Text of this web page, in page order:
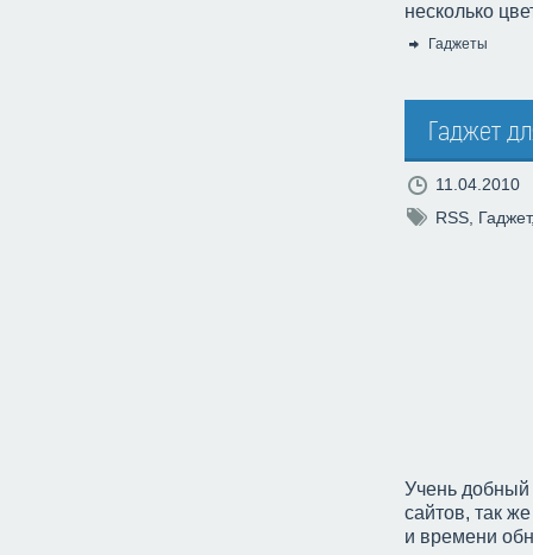
несколько
Гаджеты
Гаджет
11.04.2010
RSS Гаджет
Учень добный
сайтов, так
и времени